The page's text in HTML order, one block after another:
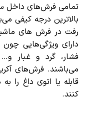
تمامی فرش‌های داخل
بالاترین درجه کیفی
رفت در فرش های
دارای ویژگی‌هایی چون
فشار، گرد و غبار
می‌باشند. فرش‌های
کنند.